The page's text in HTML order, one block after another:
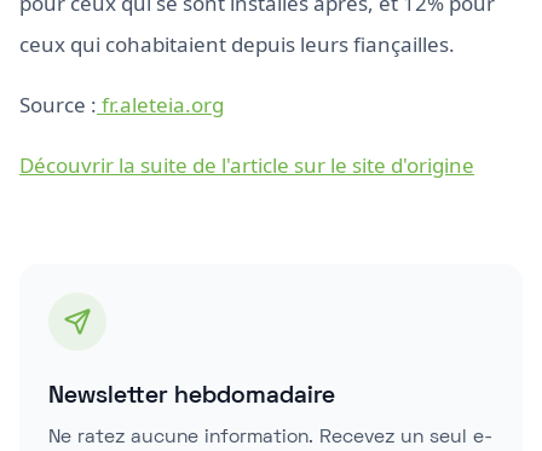
ceux qui cohabitaient depuis leurs fiançailles.
Source : fr.aleteia.org
Découvrir la suite de l'article sur le site d'origine
Newsletter hebdomadaire
Ne ratez aucune information. Recevez un seul e-